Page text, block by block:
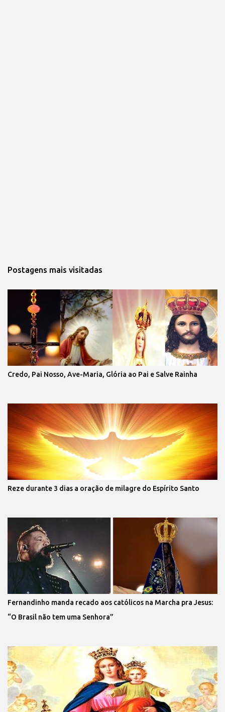
Postagens mais visitadas
Credo, Pai Nosso, Ave-Maria, Glória ao Pai e Salve Rainha
Reze durante 3 dias a oração de milagre do Espírito Santo
Fernandinho manda recado aos católicos na Marcha pra Jesus:
“O Brasil não tem uma Senhora”